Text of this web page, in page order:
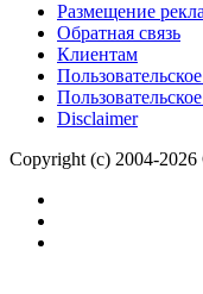
Размещение
Обратная связь
Клиентам
Disclaimer
Copyright (c) 2004-2026